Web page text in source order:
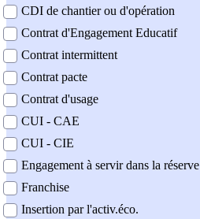
CDI de chantier ou d'opération
Contrat d'Engagement Educatif
Contrat intermittent
Contrat pacte
Contrat d'usage
CUI - CAE
CUI - CIE
Engagement à servir dans la réserve
Franchise
Insertion par l'activ.éco.